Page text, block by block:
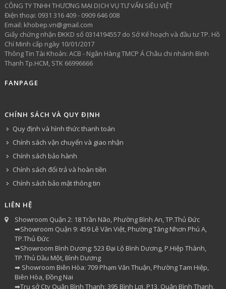
CÔNG TY TNHH THƯƠNG MẠI DỊCH VỤ TƯ VẤN SIÊU VIỆT
​Điện thoại: 0931 316 409 - 0909 646 008
Email: khobep.vn@gmail.com
Giấy chứng nhận ĐKKD số 0314194557 do Sở Kế hoạch và đầu tư TP. Hồ
Chí Minh cấp ngày 10/01/2017
Thông Tin Tài Khoản: ACB - Ngân Hàng TMCP Á Châu chi nhánh Bình
Thạnh Tp.HCM, STK 66996666
FANPAGE
CHÍNH SÁCH VÀ QUY ĐỊNH
Quy định và hình thức thanh toán
Chính sách vận chuyển và giao nhận
Chính sách bảo hành
Chính sách đổi trả và hoàn tiền
Chính sách bảo mật thông tin
LIÊN HỆ
Showroom Quận 2: 18 Trần Não, Phường Bình An, TP.Thủ Đức
➡Showroom Quận 9: 459 Lê Văn Việt, Phường Tăng Nhơn Phú A,
TP.Thủ Đức
➡Showroom Bình Dương: 523 Đại Lộ Bình Dương, P.Hiệp Thành,
TP.Thủ Dầu Một, Bình Dương
➡ Showroom Biên Hòa: 709 Phạm Văn Thuận, Phường Tam Hiệp,
Biên Hòa, Đồng Nai
➡Trụ sở Cty Quận Bình Thạnh: 395 Bình Lợi, P13, Quận Bình Thạnh,